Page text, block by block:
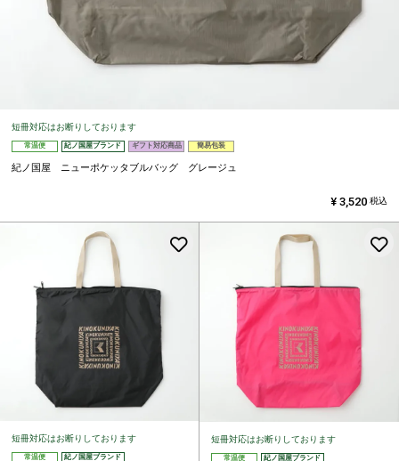
短冊対応はお断りしております
常温便 紀ノ国屋ブランド ギフト対応商品 簡易包装
紀ノ国屋 ニューポケッタブルバッグ グレージュ
¥ 3,520 税込
短冊対応はお断りしております
常温便
紀ノ国屋ブランド
お気に入りに登録する
短冊対応はお断りしております
常温便
紀ノ国屋ブランド